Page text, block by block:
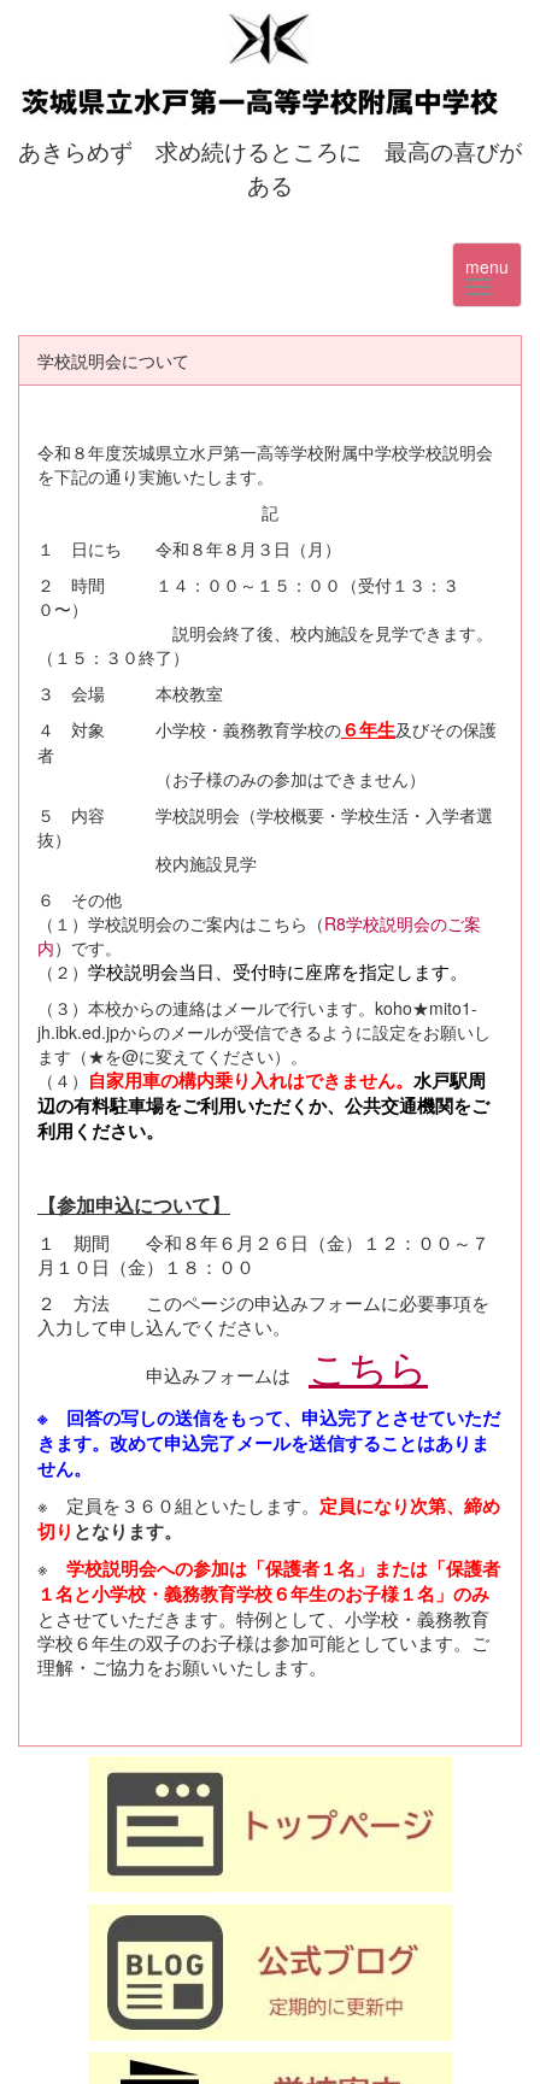
あきらめず 求め続けるところに 最高の喜びが
ある
menu
学校説明会について
令和８年度茨城県立水戸第一高等学校附属中学校学校説明会
を下記の通り実施いたします。
記
１ 日にち 令和８年８月３日（月）
２ 時間 １４：００～１５：００（受付１３：３
０〜）
説明会終了後、校内施設を見学できます。
（１５：３０終了）
３ 会場 本校教室
４ 対象 小学校・義務教育学校の６年生及びその保護
者
（お子様のみの参加はできません）
５ 内容 学校説明会（学校概要・学校生活・入学者選
抜）
校内施設見学
６ その他
（１）学校説明会のご案内はこちら（R8学校説明会のご案
内）です。
（２） 学校説明会当日、受付時に座席を指定します。
（３）本校からの連絡はメールで行います。koho★mito1-
jh.ibk.ed.jpからのメールが受信できるように設定をお願いし
ます（★を@に変えてください）。
（４） 自家用車の構内乗り入れはできません。 水戸駅周
辺の有料駐車場をご利用いただくか、公共交通機関をご
利用ください。
【参加申込について】
１ 期間 令和８年６月２６日（金）１２：００～７
月１０日（金）１８：００
２ 方法 このページの申込みフォームに必要事項を
入力して申し込んでください。
申込みフォームは
こちら
※ 回答の写しの送信をもって、申込完了とさせていただ
きます。改めて申込完了メールを送信することはありま
せん。
※ 定員を３６０組といたします。 定員になり次第、締め
切り となります。
※ 学校説明会への参加は「保護者１名」または「保護者
１名と小学校・義務教育学校６年生のお子様１名」のみ
とさせていただきます。特例として、小学校・義務教育
学校６年生の双子のお子様は参加可能としています。ご
理解・ご協力をお願いいたします。